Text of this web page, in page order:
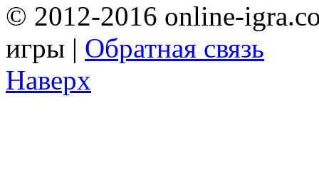
© 2012-2016 online-
игры | Обратная связь
Наверх